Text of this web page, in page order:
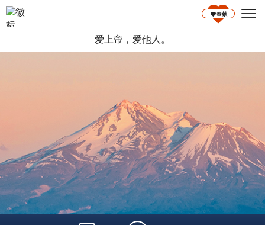
奉献
爱上帝，爱他人。